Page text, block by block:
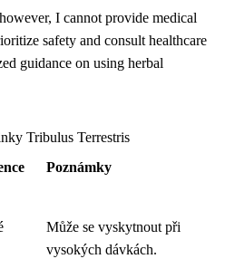
I cannot provide medical
safety and consult healthcare
guidance on using herbal
Tribulus Terrestris
Poznámky
Může se vyskytnout při
vysokých dávkách.